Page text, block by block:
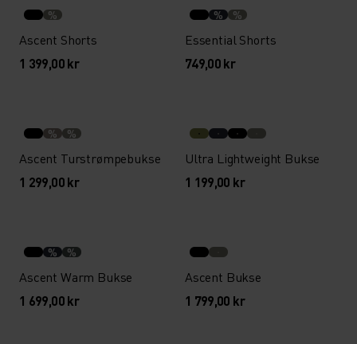
%
Ascent Shorts
1 399,00 kr
% %
Essential Shorts
749,00 kr
% %
Ascent Turstrømpebukse
1 299,00 kr
Ultra Lightweight Bukse
1 199,00 kr
% %
Ascent Warm Bukse
1 699,00 kr
Ascent Bukse
1 799,00 kr